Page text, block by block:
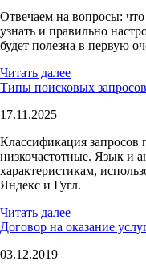
Отвечаем на вопросы: что
узнать и правильно
будет полезна в первую
Читать далее
Типы поисковых
17.11.2025
Классификация запросов
низкочастотные. Язык и
характеристикам,
Яндекс и Гугл.
Читать далее
Договор на оказание
03.12.2019